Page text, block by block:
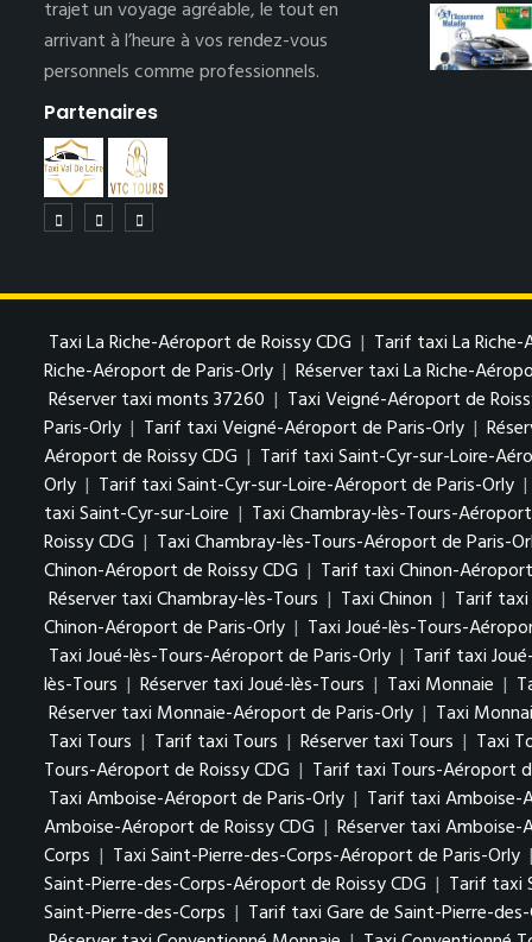
trajet un voyage agréable, le tout en
arrivant à l’heure à vos rendez-vous
personnels comme professionnels.
Partenaires
Taxi La Riche-Aéroport de Roissy CDG | Tarif taxi La Riche-
Riche-Aéroport de Paris-Orly | Réserver taxi La Riche-
Réserver taxi monts 37260 | Taxi Veigné-Aéroport de
Paris-Orly | Tarif taxi Veigné-Aéroport de Paris-Orly |
Aéroport de Roissy CDG | Tarif taxi Saint-Cyr-sur-Loire-
Orly | Tarif taxi Saint-Cyr-sur-Loire-Aéroport de Paris-Orly |
taxi Saint-Cyr-sur-Loire | Taxi Chambray-lès-Tours-
Roissy CDG | Taxi Chambray-lès-Tours-Aéroport de Paris-
Chinon-Aéroport de Roissy CDG | Tarif taxi Chinon-
Réserver taxi Chambray-lès-Tours | Taxi Chinon | Tarif taxi
Chinon-Aéroport de Paris-Orly | Taxi Joué-lès-Tours-
Taxi Joué-lès-Tours-Aéroport de Paris-Orly | Tarif taxi
lès-Tours | Réserver taxi Joué-lès-Tours | Taxi Monnaie |
Réserver taxi Monnaie-Aéroport de Paris-Orly | Taxi
Taxi Tours | Tarif taxi Tours | Réserver taxi Tours | Taxi
Tours-Aéroport de Roissy CDG | Tarif taxi Tours-Aéroport
Taxi Amboise-Aéroport de Paris-Orly | Tarif taxi Amboise-
Amboise-Aéroport de Roissy CDG | Réserver taxi Amboise-
Corps | Taxi Saint-Pierre-des-Corps-Aéroport de Paris-Orly
Saint-Pierre-des-Corps-Aéroport de Roissy CDG | Tarif taxi
Saint-Pierre-des-Corps | Tarif taxi Gare de Saint-Pierre-